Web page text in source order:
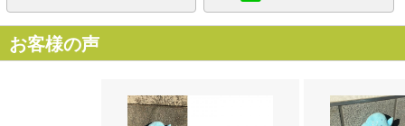
お客様の声